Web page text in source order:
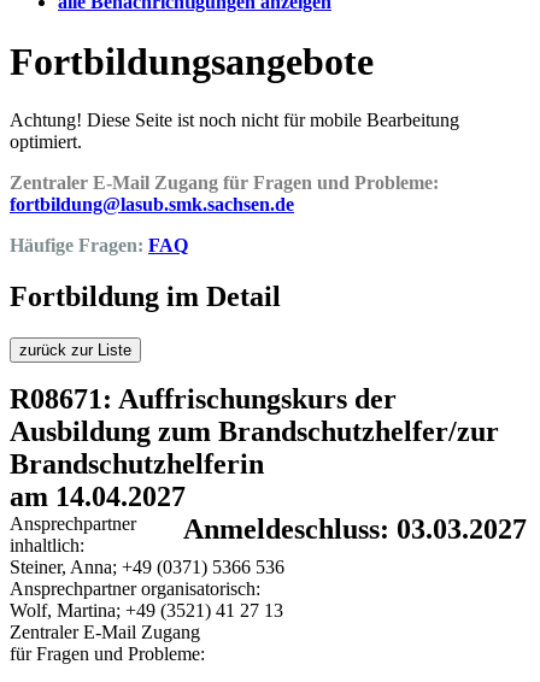
Fortbildungsangebote
Achtung! Diese Seite ist noch nicht für mobile Bearbeitung
optimiert.
Zentraler E-Mail Zugang für Fragen und Probleme:
fortbildung@lasub.smk.sachsen.de
Häufige Fragen: FAQ
Fortbildung im Detail
zurück zur Liste
R08671: Auffrischungskurs der
Ausbildung zum Brandschutzhelfer/zur
Brandschutzhelferin
am 14.04.2027
Anmeldeschluss: 03.03.2027
Ansprechpartner
inhaltlich:
Steiner, Anna; +49 (0371) 5366 536
Ansprechpartner organisatorisch:
Wolf, Martina; +49 (3521) 41 27 13
Zentraler E-Mail Zugang
für Fragen und Probleme: